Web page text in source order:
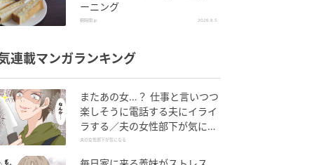
ーニング
朝時間.jp 2026.8.5
連載マンガランキング
またあの女…？ 仕事と言いつつ
楽しそうに電話する夫にイライ
ラする／夫の女性部下が気にな
る（1）【夫婦の危機 まんが】
夫の女性部下が気になる